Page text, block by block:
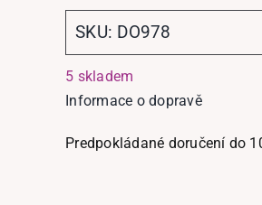
SKU: DO978
5 skladem
Informace o dopravě
Predpokládané doručení do